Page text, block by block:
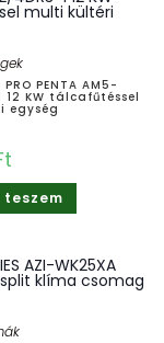
PENTA AM5-
12 KW tálcafűtéssel
egység
teszem